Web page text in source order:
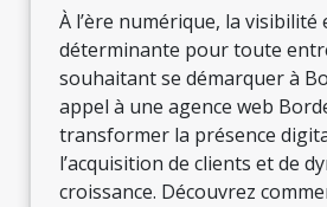
À l’ère numérique, la visibilité
déterminante pour toute
souhaitant se démarquer à
appel à une agence web
transformer la présence
l’acquisition de clients et de
croissance. Découvrez